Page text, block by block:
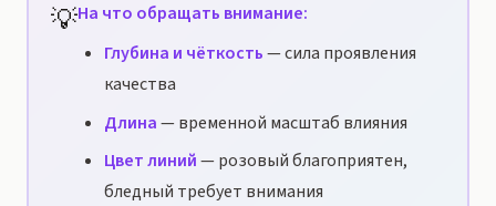
💡На что обращать внимание:
Глубина и чёткость— сила проявления
качества
Длина— временной масштаб влияния
Цвет линий— розовый благоприятен,
бледный требует внимания